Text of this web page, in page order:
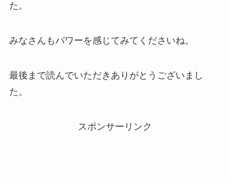
た。
みなさんもパワーを感じてみてくださいね。
最後まで読んでいただきありがとうございまし
た。
スポンサーリンク